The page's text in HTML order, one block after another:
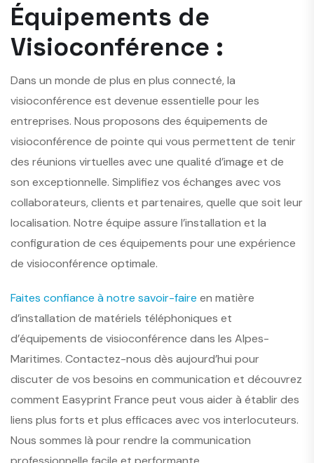
Équipements de
Visioconférence :
Dans un monde de plus en plus connecté, la
visioconférence est devenue essentielle pour les
entreprises. Nous proposons des équipements de
visioconférence de pointe qui vous permettent de tenir
des réunions virtuelles avec une qualité d’image et de
son exceptionnelle. Simplifiez vos échanges avec vos
collaborateurs, clients et partenaires, quelle que soit leur
localisation. Notre équipe assure l’installation et la
configuration de ces équipements pour une expérience
de visioconférence optimale.
Faites confiance à notre savoir-faire en matière
d’installation de matériels téléphoniques et
d’équipements de visioconférence dans les Alpes-
Maritimes. Contactez-nous dès aujourd’hui pour
discuter de vos besoins en communication et découvrez
comment Easyprint France peut vous aider à établir des
liens plus forts et plus efficaces avec vos interlocuteurs.
Nous sommes là pour rendre la communication